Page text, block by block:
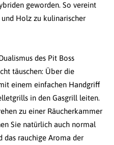
geworden. So vereint
Holz zu kulinarischer
des Pit Boss
täuschen: Über die
einem einfachen Handgriff
in den Gasgrill leiten.
zu einer Räucherkammer
Sie natürlich auch normal
das rauchige Aroma der